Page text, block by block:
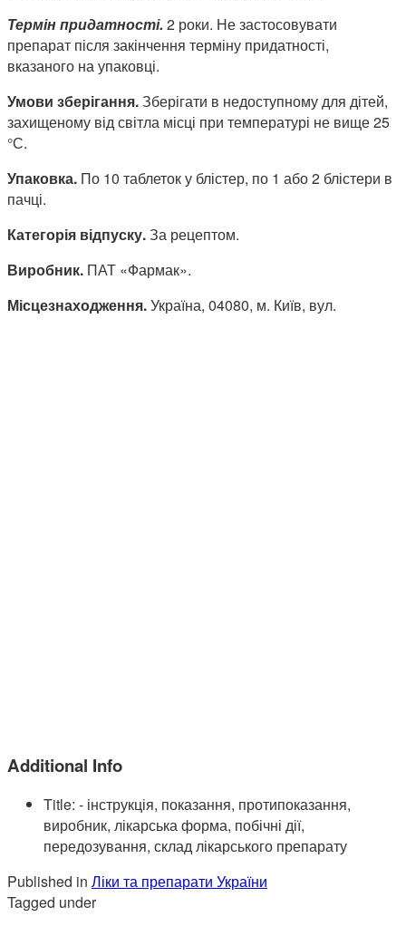
Термін придатності. 2 роки. Не застосовувати
препарат після закінчення терміну придатності,
вказаного на упаковці.
Умови зберігання.Зберігати в недоступному для дітей,
захищеному від світла місці при температурі не вище 25
°С.
Упаковка. По 10 таблеток у блістер, по 1 або 2 блістери в
пачці.
Категорія відпуску.За рецептом.
Виробник. ПАТ «Фармак».
Місцезнаходження.Україна, 04080, м. Київ, вул.
Additional Info
Title: - інструкція, показання, протипоказання,
виробник, лікарська форма, побічні дії,
передозування, склад лікарського препарату
Published in Ліки та препарати України
Tagged under